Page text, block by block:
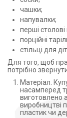
чашки;
напувалки;
перші
порційні
стільці для
Для того, щоб
потрібно
Матеріал.
насамперед
виготовлено
виробництві
пластик чи